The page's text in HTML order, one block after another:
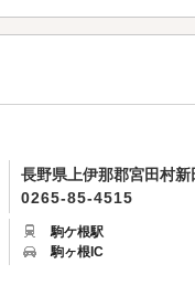
長野県上伊那郡宮田村
0265-85-4515
駒ケ根駅
駒ヶ根IC